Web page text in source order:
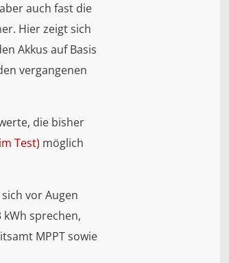
auch fast die
Hier zeigt sich
Akkus auf Basis
vergangenen
die bisher
Test) möglich
vor Augen
sprechen,
MPPT sowie